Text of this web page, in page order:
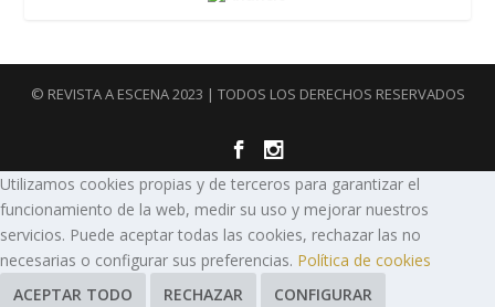
© REVISTA A ESCENA 2023 | TODOS LOS DERECHOS RESERVADOS
Utilizamos cookies propias y de terceros para garantizar el
funcionamiento de la web, medir su uso y mejorar nuestros
servicios. Puede aceptar todas las cookies, rechazar las no
necesarias o configurar sus preferencias. Política de cookies
ACEPTAR TODO
RECHAZAR CONFIGURAR